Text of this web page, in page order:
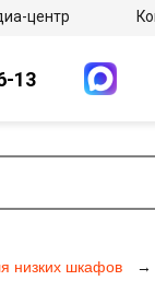
низких шкафов
центр
13